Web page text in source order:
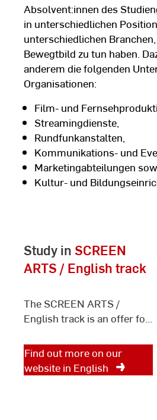
Absolvent:innen des
in unterschiedlichen
unterschiedlichen
Bewegtbild zu tun haben.
anderem die folgenden
Organisationen:
Film- und
Streamingdienste,
Rundfunkanstalten,
Kommunikations- und
Marketingabteilungen
Kultur- und
Study in SCREEN
ARTS / English track
The SCREEN ARTS /
English track is an offer for
graduated with a Bachelor's
degree in Germany and
whose native language is
Find out more on our
website in English